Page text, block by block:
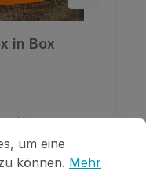
in Box
Preis:
eine bestmögliche
um eine
können. Mehr